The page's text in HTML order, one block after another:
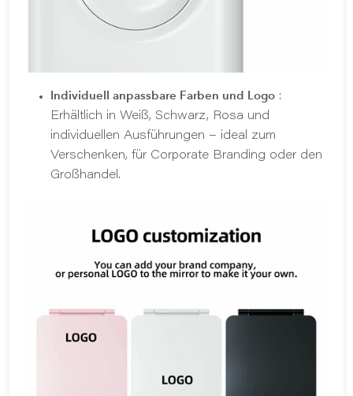
Individuell anpassbare Farben und Logo :
Erhältlich in Weiß, Schwarz, Rosa und
individuellen Ausführungen – ideal zum
Verschenken, für Corporate Branding oder den
Großhandel.